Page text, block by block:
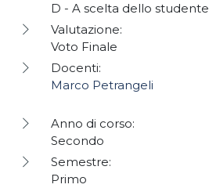
D - A scelta dello studente
Valutazione:
Voto Finale
Docenti:
Marco Petrangeli
Anno di corso:
Secondo
Semestre:
Primo